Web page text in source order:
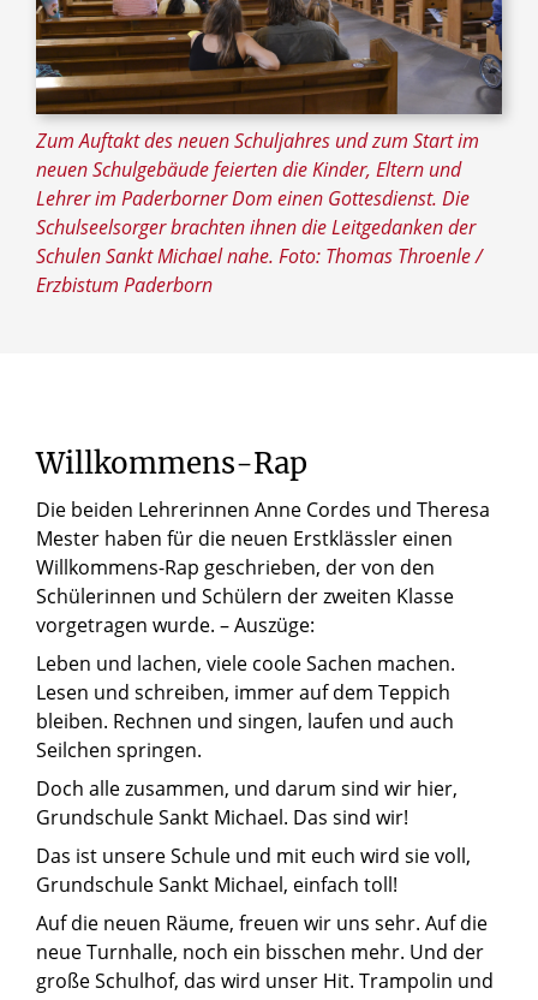
Zum Auftakt des neuen Schuljahres und zum Start im
neuen Schulgebäude feierten die Kinder, Eltern und
Lehrer im Paderborner Dom einen Gottesdienst. Die
Schulseelsorger brachten ihnen die Leitgedanken der
Schulen Sankt Michael nahe. Foto: Thomas Throenle /
Erzbistum Paderborn
Willkommens-Rap
Die beiden Lehrerinnen Anne Cordes und Theresa
Mester haben für die neuen Erstklässler einen
Willkommens-Rap geschrieben, der von den
Schülerinnen und Schülern der zweiten Klasse
vorgetragen wurde. – Auszüge:
Leben und lachen, viele coole Sachen machen.
Lesen und schreiben, immer auf dem Teppich
bleiben. Rechnen und singen, laufen und auch
Seilchen springen.
Doch alle zusammen, und darum sind wir hier,
Grundschule Sankt Michael. Das sind wir!
Das ist unsere Schule und mit euch wird sie voll,
Grundschule Sankt Michael, einfach toll!
Auf die neuen Räume, freuen wir uns sehr. Auf die
neue Turnhalle, noch ein bisschen mehr. Und der
große Schulhof, das wird unser Hit. Trampolin und